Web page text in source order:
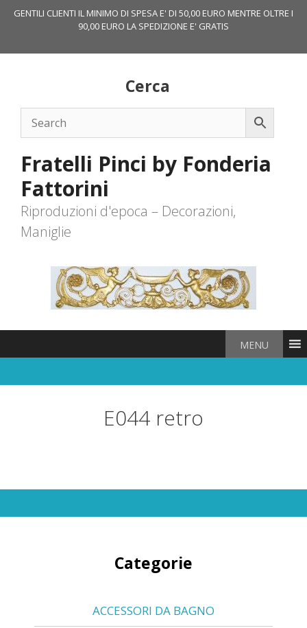
GENTILI CLIENTI IL MINIMO DI SPESA E' DI 50,00 EURO MENTRE OLTRE I
90,00 EURO LA SPEDIZIONE E' GRATIS
Cerca
Fratelli Pinci by Fonderia
Fattorini
Riproduzioni d'epoca – Decorazioni,
Maniglie
MENU
E044 retro
Categorie
ACCESSORI DA BAGNO